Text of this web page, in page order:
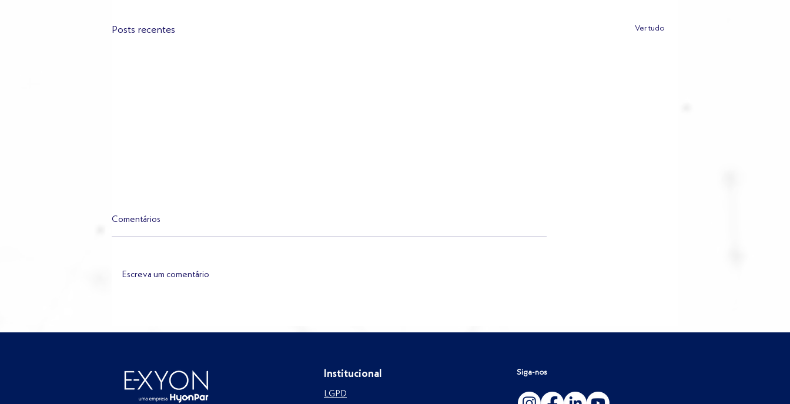
Posts recentes Ver tudo
Comentários
Escreva um comentário
Siga-nos
Institucional
LGPD